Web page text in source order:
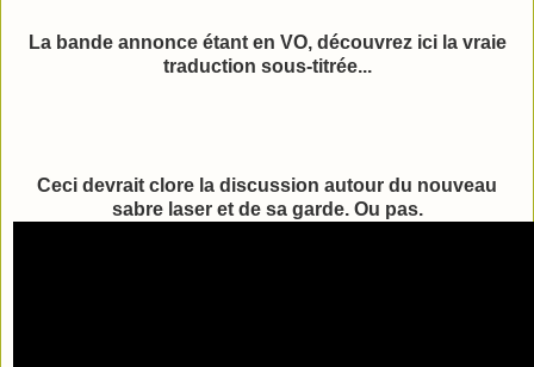
La bande annonce étant en VO, découvrez ici la vraie
traduction sous-titrée...
Ceci devrait clore la discussion autour du nouveau
sabre laser et de sa garde. Ou pas.